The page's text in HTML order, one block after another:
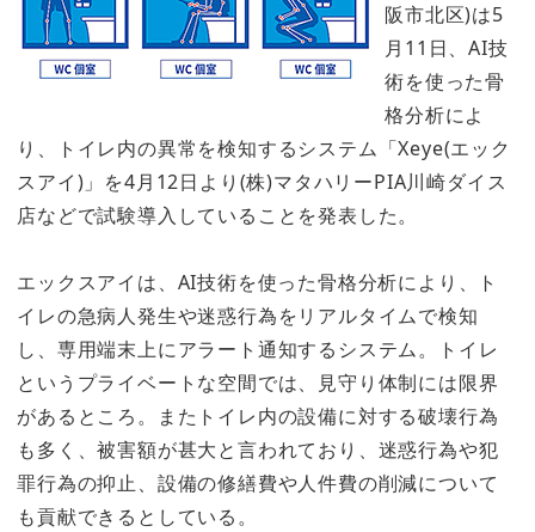
阪市北区)は5
月11日、AI技
術を使った骨
格分析によ
り、トイレ内の異常を検知するシステム「Xeye(エック
スアイ)」を4月12日より(株)マタハリーPIA川崎ダイス
店などで試験導入していることを発表した。
エックスアイは、AI技術を使った骨格分析により、ト
イレの急病人発生や迷惑行為をリアルタイムで検知
し、専用端末上にアラート通知するシステム。トイレ
というプライベートな空間では、見守り体制には限界
があるところ。またトイレ内の設備に対する破壊行為
も多く、被害額が甚大と言われており、迷惑行為や犯
罪行為の抑止、設備の修繕費や人件費の削減について
も貢献できるとしている。